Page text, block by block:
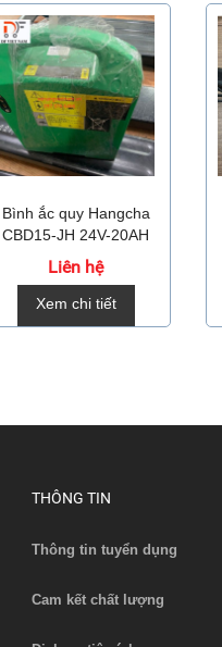
Bình ắc quy Hangcha
CBD15-JH 24V-20AH
Liên hệ
Xem chi tiết
THÔNG TIN
Thông tin tuyển dụng
Cam kết chất lượng